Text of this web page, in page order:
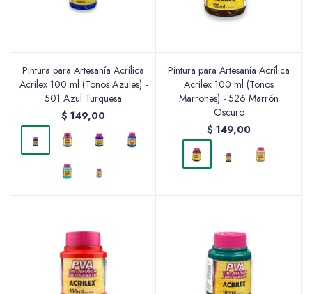
Pintura para Artesanía Acrílica
Acrilex 100 ml (Tonos Azules) -
501 Azul Turquesa
$ 149,00
Pintura para Artesanía Acrílica
Acrilex 100 ml (Tonos
Marrones) - 526 Marrón
Oscuro
$ 149,00